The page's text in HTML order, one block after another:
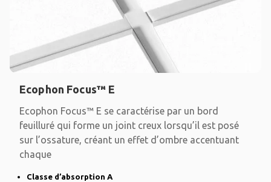
Ecophon Focus™ E
Ecophon Focus™ E se caractérise par un bord
feuilluré qui forme un joint creux lorsqu’il est posé
sur l’ossature, créant un effet d’ombre accentuant
chaque
Classe d’absorption A